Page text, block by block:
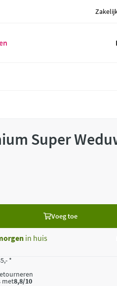
Super
Voeg toe
in huis
*
met8,8/10